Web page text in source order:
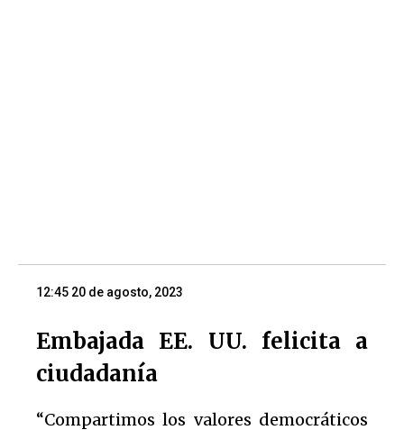
12:45 20 de agosto, 2023
Embajada EE. UU. felicita a
ciudadanía
“Compartimos los valores democráticos